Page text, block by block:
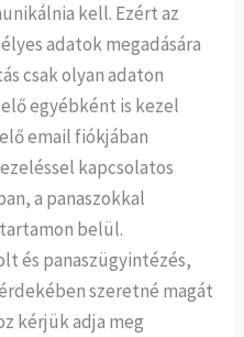
kell. Ezért az
adatok megadására
csak olyan adaton
egyébként is kezel
email fiókjában
kapcsolatos
a panaszokkal
belül.
és panaszügyintézés,
szeretné magát
kérjük adja meg